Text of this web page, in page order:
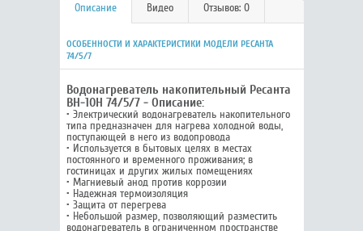
Описание Видео Отзывов: 0
ОСОБЕННОСТИ И ХАРАКТЕРИСТИКИ МОДЕЛИ РЕСАНТА
74/5/7
Водонагреватель накопительный Ресанта
ВН-10Н 74/5/7 - Описание:
• Электрический водонагреватель накопительного
типа предназначен для нагрева холодной воды,
поступающей в него из водопровода
• Используется в бытовых целях в местах
постоянного и временного проживания; в
гостиницах и других жилых помещениях
• Магниевый анод против коррозии
• Надежная термоизоляция
• Защита от перегрева
• Небольшой размер, позволяющий разместить
водонагреватель в ограниченном пространстве